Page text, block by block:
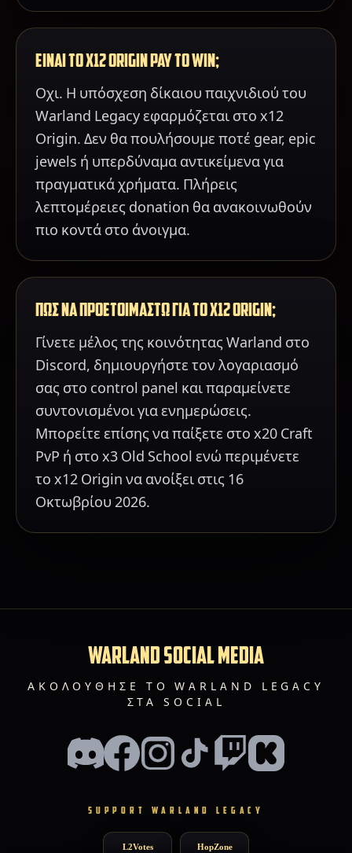
ΕΙΝΑΙ ΤΟ X12 ORIGIN PAY TO WIN;
Οχι. Η υπόσχεση δίκαιου παιχνιδιού του
Warland Legacy εφαρμόζεται στο x12
Origin. Δεν θα πουλήσουμε ποτέ gear, epic
jewels ή υπερδύναμα αντικείμενα για
πραγματικά χρήματα. Πλήρεις
λεπτομέρειες donation θα ανακοινωθούν
πιο κοντά στο άνοιγμα.
ΠΩΣ ΝΑ ΠΡΟΕΤΟΙΜΑΣΤΩ ΓΙΑ ΤΟ X12 ORIGIN;
Γίνετε μέλος της κοινότητας Warland στο
Discord, δημιουργήστε τον λογαριασμό
σας στο control panel και παραμείνετε
συντονισμένοι για ενημερώσεις.
Μπορείτε επίσης να παίξετε στο x20 Craft
PvP ή στο x3 Old School ενώ περιμένετε
το x12 Origin να ανοίξει στις 16
Οκτωβρίου 2026.
WARLAND SOCIAL MEDIA
ΑΚΟΛΟΎΘΗΣΕ ΤΟ WARLAND LEGACY
ΣΤΑ SOCIAL
SUPPORT WARLAND LEGACY
L2Votes HopZone